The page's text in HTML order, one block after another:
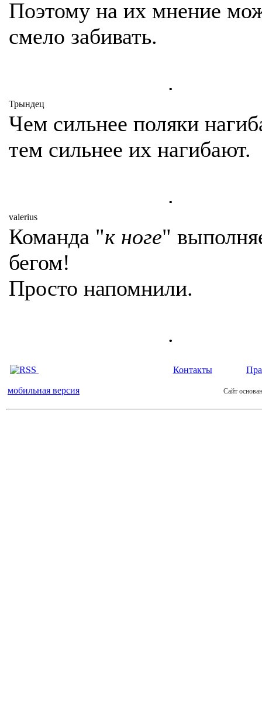
Поэтому на их мнение
смело забивать.
.
Трындец
Чем сильнее поляки
тем сильнее их нагибают.
.
valerius
Команда "к ноге"
бегом!
Просто напомнили.
.
Контакты
мобильная версия Сайт